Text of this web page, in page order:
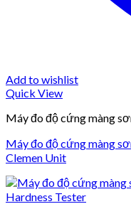
Add to wishlist
Quick View
Máy đo độ cứng màng
Máy đo độ cứng màng
Clemen Unit